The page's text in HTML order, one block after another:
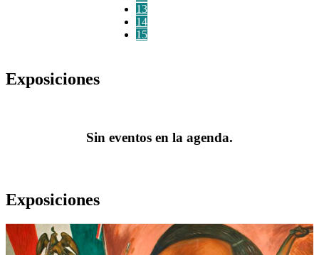
13
14
15
Exposiciones
Sin eventos en la agenda.
Exposiciones